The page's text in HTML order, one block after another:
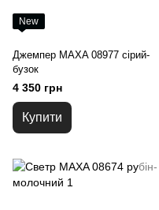
New
Джемпер MAXA 08977 сірий-
бузок
4 350 грн
Купити